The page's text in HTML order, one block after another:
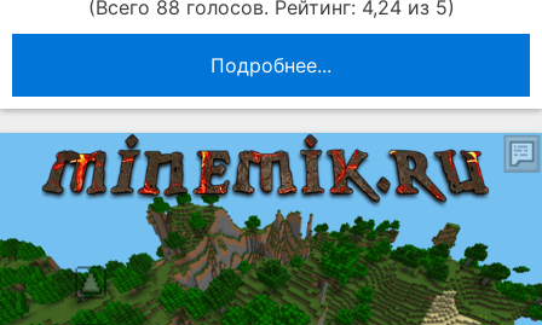
(Всего 88 голосов. Рейтинг: 4,24 из 5)
Подробнее...